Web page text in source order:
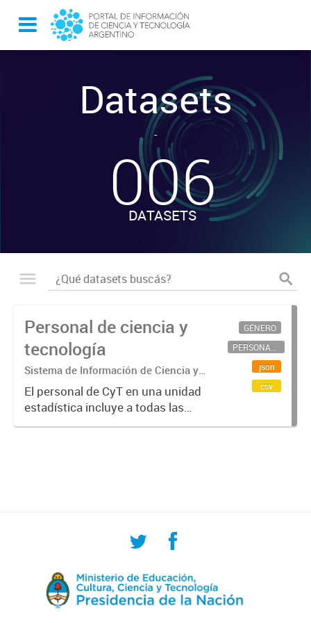
Datasets
-
006
DATASETS
Personal de ciencia y
tecnología
Sistema de Información de Ciencia y
Tecnología Argentino (SICYTAR)
El personal de CyT en una unidad
estadística incluye a todas las
personas involucradas
GÉNERO
PERSONAL CIENTÍFICO-TECNOLÓGICO
json
csv